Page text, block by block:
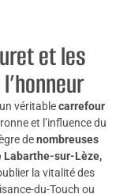
et les
véritablecarrefour
et l’influence du
denombreuses
Labarthe-sur-Lèze,
la vitalité des
du-Touch ou